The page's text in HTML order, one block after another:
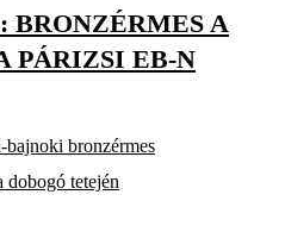
A
PÁRIZSI EB-N
bronzérmes
dobogó tetején